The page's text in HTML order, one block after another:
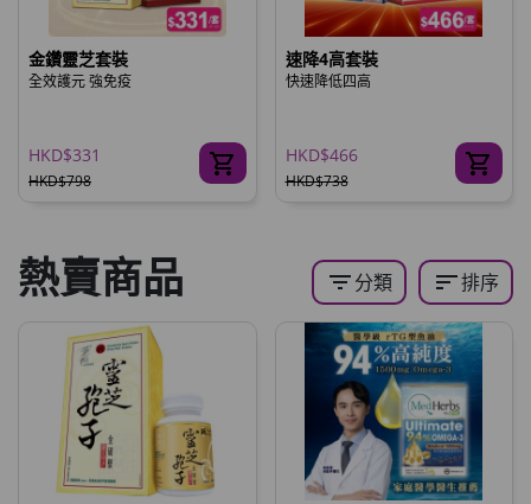
金鑽靈芝套裝
全效護元 強免疫
HKD$331
HKD$798
速降4高套裝
快速降低四高
HKD$466
HKD$738
熱賣商品 filter_list分類 sort排序